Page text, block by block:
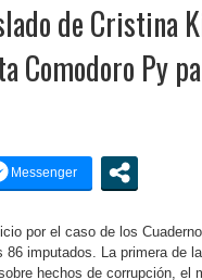
de Cristina
Comodoro Py
por el caso de los
imputados. La primera de
hechos de corrupción, el